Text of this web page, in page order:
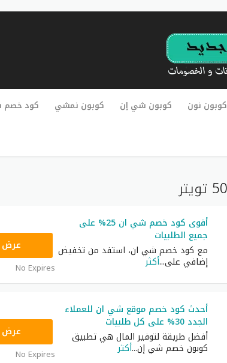
كوبون نون كوبون شي إن كوبون نمشي كود خصم
أقوى كود خصم شي ان 25% على
جميع الطلبيات
مع كود خصم شي ان، استفد من تخفيض
إضافي على...أكثر
عرض
No Expires
أحدث كود خصم موقع شي ان للعملاء
الجدد 30% على كل طلبيات
أفضل طريقة لتوفير المال هي تطبيق
كوبون خصم شي إن...أكثر
عرض
No Expires